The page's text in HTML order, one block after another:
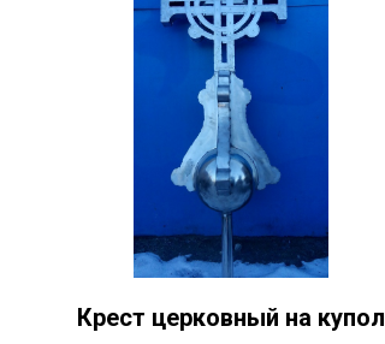
Крест церковный на купол